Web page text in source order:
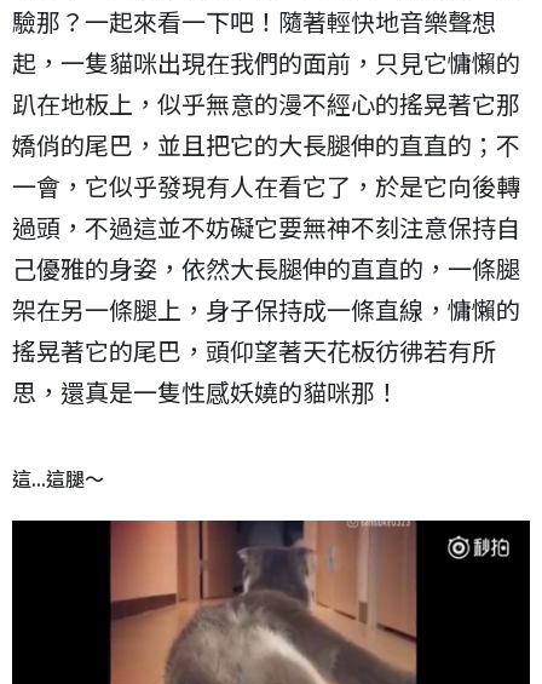
驗那？一起來看一下吧！隨著輕快地音樂聲想
起，一隻貓咪出現在我們的面前，只見它慵懶的
趴在地板上，似乎無意的漫不經心的搖晃著它那
嬌俏的尾巴，並且把它的大長腿伸的直直的；不
一會，它似乎發現有人在看它了，於是它向後轉
過頭，不過這並不妨礙它要無神不刻注意保持自
己優雅的身姿，依然大長腿伸的直直的，一條腿
架在另一條腿上，身子保持成一條直線，慵懶的
搖晃著它的尾巴，頭仰望著天花板彷彿若有所
思，還真是一隻性感妖嬈的貓咪那！
這...這腿～